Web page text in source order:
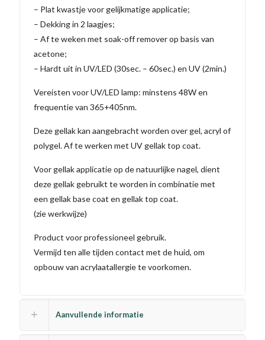
– Plat kwastje voor gelijkmatige applicatie;
– Dekking in 2 laagjes;
– Af te weken met soak-off remover op basis van
acetone;
– Hardt uit in UV/LED (30sec. – 60sec.) en UV (2min.)
Vereisten voor UV/LED lamp: minstens 48W en
frequentie van 365+405nm.
Deze gellak kan aangebracht worden over gel, acryl of
polygel. Af te werken met UV gellak top coat.
Voor gellak applicatie op de natuurlijke nagel, dient
deze gellak gebruikt te worden in combinatie met
een gellak base coat en gellak top coat.
(zie werkwijze)
Product voor professioneel gebruik.
Vermijd ten alle tijden contact met de huid, om
opbouw van acrylaatallergie te voorkomen.
Aanvullende informatie